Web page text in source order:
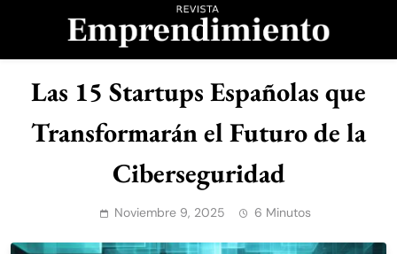
Revista
Emprendimiento
Las 15 Startups Españolas que
Transformarán el Futuro de la
Ciberseguridad
Noviembre 9, 2025 6 Minutos